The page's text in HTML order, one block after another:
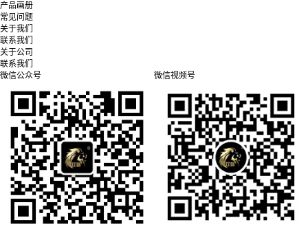
产品画册
常见问题
关于我们
联系我们
关于公司
联系我们
微信公众号
微信视频号